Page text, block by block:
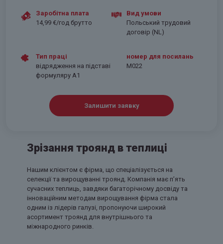
Зрізання троянд в теплиці
Нашим клієнтом є фірма, що спеціалізується на
селекції та вирощуванні троянд. Компанія має п’ять
сучасних теплиць, завдяки багаторічному досвіду та
інноваційним методам вирощування фірма стала
одним із лідерів галузі, пропонуючи широкий
асортимент троянд для внутрішнього та
міжнародного ринків.
Заробітна плата
14,99 €/год брутто
Вид умови
Польський трудовий
договір (NL)
Тип праці
відрядження на підставі
формуляру А1
номер для посилань
M022
Залишити заявку